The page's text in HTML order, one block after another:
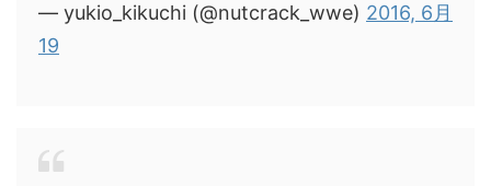
— yukio_kikuchi (@nutcrack_wwe) 2016, 6月
19